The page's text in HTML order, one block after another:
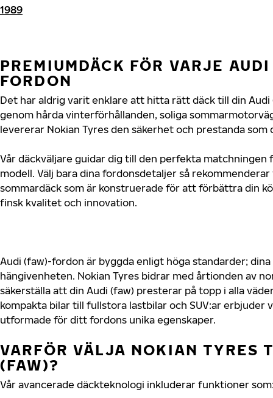
1989
PREMIUMDÄCK FÖR VARJE
FORDON
Det har aldrig varit enklare att hitta rätt däck till din Audi
genom hårda vinterförhållanden, soliga
levererar Nokian Tyres den säkerhet och prestanda som
Vår däckväljare guidar dig till den perfekta matchningen
modell. Välj bara dina fordonsdetaljer så
sommardäck som är konstruerade för att förbättra din
finsk kvalitet och innovation.
Audi (faw)-fordon är byggda enligt höga standarder;
hängivenheten. Nokian Tyres bidrar med årtionden av
säkerställa att din Audi (faw) presterar på topp i alla
kompakta bilar till fullstora lastbilar och SUV:ar erbjuder
utformade för ditt fordons unika egenskaper.
VARFÖR VÄLJA NOKIAN TYRES
(FAW)?
Vår avancerade däckteknologi inkluderar funktioner